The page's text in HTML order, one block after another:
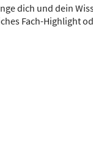
dich und dein
Fach-Highlight